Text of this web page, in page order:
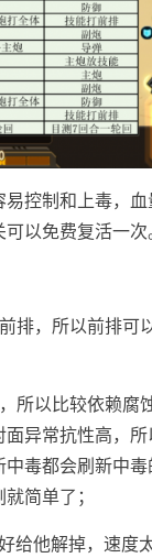
控制和上毒，
以免费复活一次
排，所以前排
所以比较依赖
异常抗性高，
毒都会刷新中
简单了；
他解掉，速度